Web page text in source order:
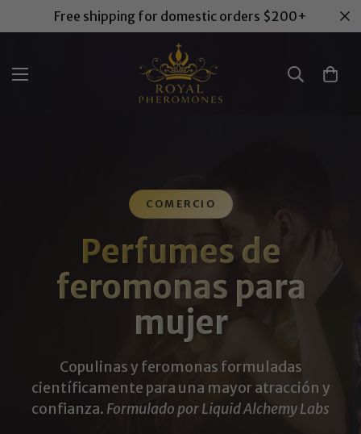
Free shipping for domestic orders $200+
COMERCIO
Perfumes de
feromonas para
mujer
Copulinas y feromonas formuladas
científicamente para una mayor atracción y
confianza. Formulado por Liquid Alchemy Labs